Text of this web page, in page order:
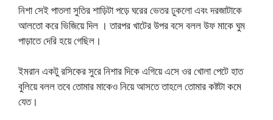
নিশা সেই পাতলা সুতির শাড়িটা পড়ে ঘরের ভেতর ঢুকলো এবং দরজাটাকে
আলতো করে ভিজিয়ে দিল । তারপর খাটের উপর বসে বলল উফ মাকে ঘুম
পাড়াতে দেরি হয়ে গেছিল।
ইমরান একটু রসিকের সুরে নিশার দিকে এগিয়ে এসে ওর খোলা পেটে হাত
বুলিয়ে বলল তবে তোমার মাকেও নিয়ে আসতে তাহলে তোমার কষ্টটা কমে
যেত।